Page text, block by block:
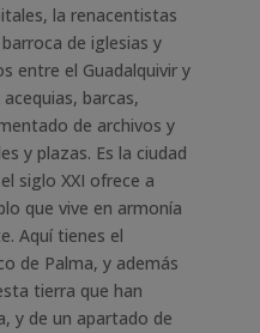
la renacentistas
de iglesias y
entre el Guadalquivir y
barcas,
de archivos y
y plazas. Es la ciudad
siglo XXI ofrece a
que vive en armonía
Aquí tienes el
de Palma, y además
tierra que han
y de un apartado de